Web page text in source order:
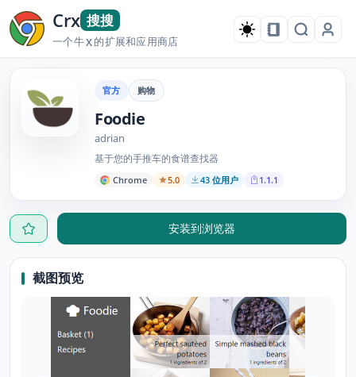
Crx 搜搜
一个牛X的扩展和应用商店
官方 购物
Foodie
adrian
基于您的手推车的食谱查找器
Chrome 5.0 43 位用户 1.1.1
安装到浏览器
截图预览